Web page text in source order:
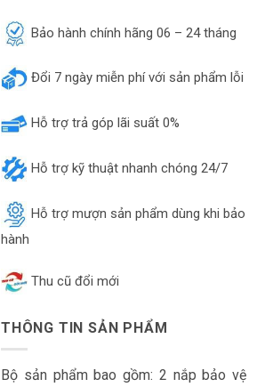
Bảo hành chính hãng 06 – 24 tháng
Đổi 7 ngày miễn phí với sản phẩm lỗi
Hỗ trợ trả góp lãi suất 0%
Hỗ trợ kỹ thuật nhanh chóng 24/7
Hỗ trợ mượn sản phẩm dùng khi bảo
hành
Thu cũ đổi mới
THÔNG TIN SẢN PHẨM
Bộ sản phẩm bao gồm: 2 nắp bảo vệ